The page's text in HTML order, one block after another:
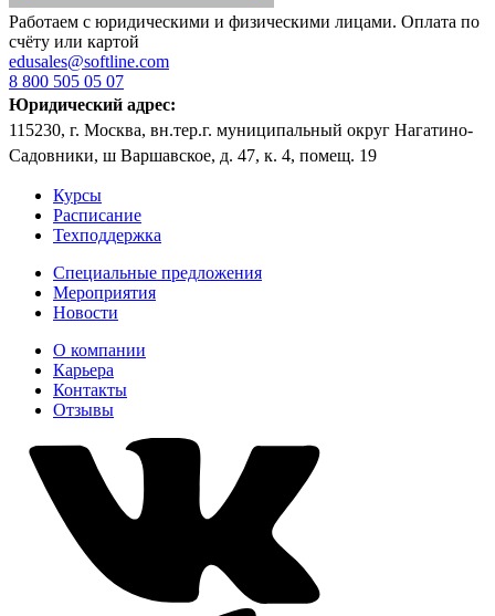
Работаем с юридическими и физическими лицами. Оплата по
счёту или картой
edusales@softline.com
8 800 505 05 07
Юридический адрес:
115230, г. Москва, вн.тер.г. муниципальный округ Нагатино-
Садовники, ш Варшавское, д. 47, к. 4, помещ. 19
Курсы
Расписание
Техподдержка
Специальные предложения
Мероприятия
Новости
О компании
Карьера
Контакты
Отзывы